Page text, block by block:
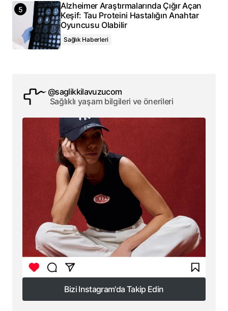
Alzheimer Araştırmalarında Çığır Açan
Keşif: Tau Proteini Hastalığın Anahtar
Oyuncusu Olabilir
Sağlık Haberleri
@saglikkilavuzucom
Sağlıklı yaşam bilgileri ve önerileri
Bizi Instagram'da Takip Edin
Bizi Instagram'da Takip Edin